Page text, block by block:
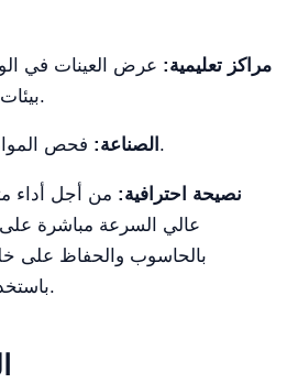
مراكز تعليمية: عرض العينات في
بيئات الفصل الدراسي.
الصناعة: فحص المواد ومراقبة الجودة.
نصيحة احترافية: من أجل أداء
بالحاسوب والحفاظ على
باستخدام هواء مضغوط جاف.